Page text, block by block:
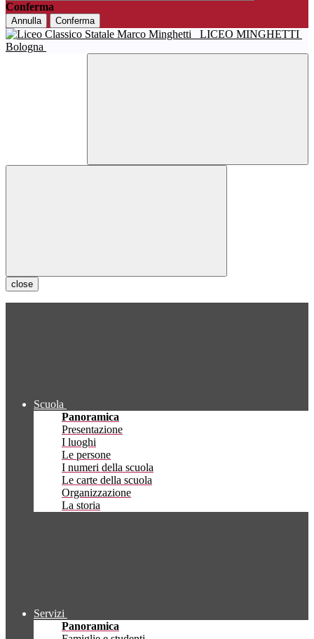
Conferma
Annulla Conferma
LICEO MINGHETTI
Bologna
close
Scuola
Panoramica
Presentazione
I luoghi
Le persone
I numeri della scuola
Le carte della scuola
Organizzazione
La storia
Servizi
Panoramica